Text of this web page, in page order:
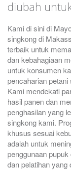
diubah
Kami di sini di
singkong di
terbaik untuk
dan kebahagiaan
untuk konsumen
pencaharian
Kami mendekati
hasil panen dan
penghasilan yang
singkong kami.
khusus sesuai
adalah untuk
penggunaan
dan pelatihan yang